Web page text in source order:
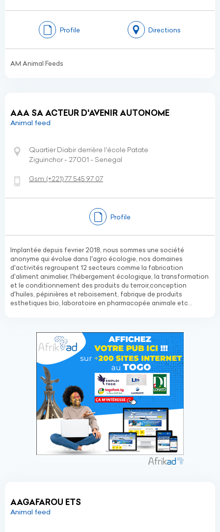
Profile Directions
AM Animal Feeds
AAA SA ACTEUR D'AVENIR AUTONOME
Animal feed
Quartier Diabir derrière l'école Patate
Ziguinchor - 27001 - Senegal
Gsm:(+221)77 545 97 07
Profile
Implantée depuis fevrier 2018, nous sommes une société
anonyme qui évolue dans l'agro écologie, nos domaines
d'activités regroupent 12 secteurs comme la fabrication
d'aliment animalier, l'hébergement écologique, la transformation
et le conditionnement des produits du terroir,conception
d'huiles, pépinières et reboisement, fabrique de produits
esthetiques bio, laboratoire en pharmacopée animale etc...
AAGAFAROU ETS
Animal feed